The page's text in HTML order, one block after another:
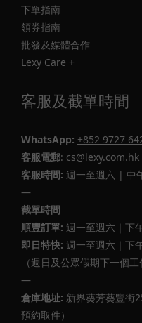
下單指南
領券指南
批發及媒體合作
Lexy Care +
客服及截單時間
WhatsApp: +852 9727
客服電郵: cs@lexy.com.hk
客服時間: 週一至週六 | 中
—
截單時間
順豐訂單: 週一至週六｜下
即日特快: 週一至週六｜下
（週日及公眾假期下一個工
—
倉庫地址: 新界葵芳葵豐街
預約取件）